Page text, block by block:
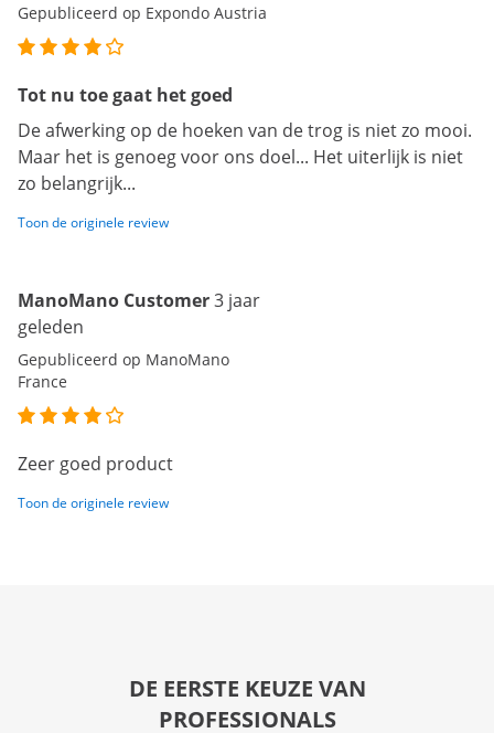
Gepubliceerd op Expondo Austria
Tot nu toe gaat het goed
De afwerking op de hoeken van de trog is niet zo mooi.
Maar het is genoeg voor ons doel... Het uiterlijk is niet
zo belangrijk...
Toon de originele review
ManoMano Customer3 jaar
geleden
Gepubliceerd op ManoMano
France
Zeer goed product
Toon de originele review
DE EERSTE KEUZE VAN
PROFESSIONALS